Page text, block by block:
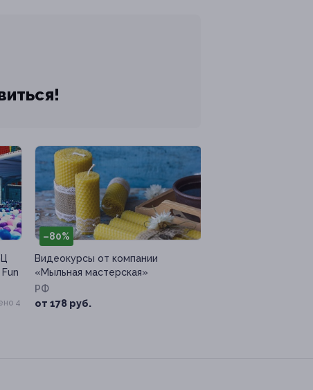
4
–80%
Видеокурсы от компании
«Мыльная мастерская»
РФ
от 178 руб.